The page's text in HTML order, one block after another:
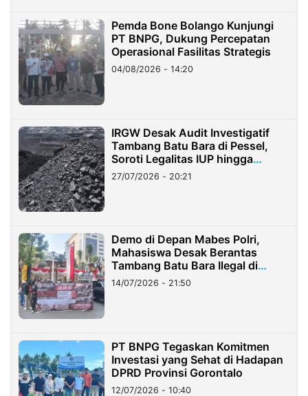
Pemda Bone Bolango Kunjungi
PT BNPG, Dukung Percepatan
Operasional Fasilitas Strategis
04/08/2026 - 14:20
IRGW Desak Audit Investigatif
Tambang Batu Bara di Pessel,
Soroti Legalitas IUP hingga
Stockpile
27/07/2026 - 20:21
Demo di Depan Mabes Polri,
Mahasiswa Desak Berantas
Tambang Batu Bara Ilegal di
Lampung
14/07/2026 - 21:50
PT BNPG Tegaskan Komitmen
Investasi yang Sehat di Hadapan
DPRD Provinsi Gorontalo
12/07/2026 - 10:40